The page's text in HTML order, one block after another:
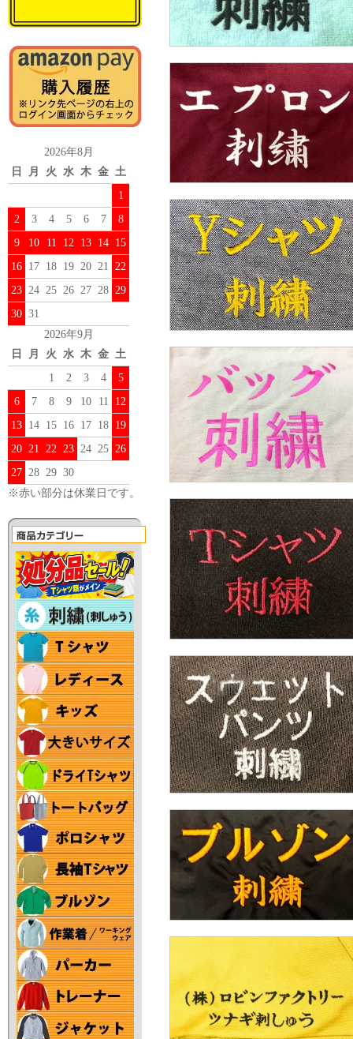
2026年8月
日
月 火 水 木 金 土
1
2
3 4 5 6 7
8
9
10 11 12 13 14 15
16 17 18 19 20 21 22
23 24 25 26 27 28 29
30 31
2026年9月
日
月 火 水 木 金 土
1
2 3 4
5
6
7 8 9 10 11
12
13 14 15 16 17 18 19
20 21 22 23 24 25 26
27 28 29 30
※赤い部分は休業日です。